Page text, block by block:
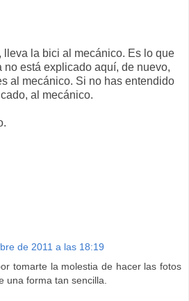
lleva la bici al mecánico. Es lo que
no está explicado aquí, de nuevo,
al mecánico. Si no has entendido
al mecánico.
de 2011 a las 18:19
tomarte la molestia de hacer las fotos
una forma tan sencilla.